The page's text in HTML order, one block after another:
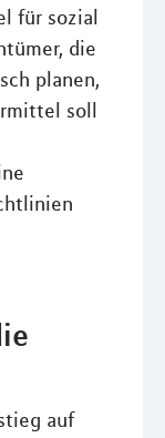
für sozial
die
planen,
soll
auf